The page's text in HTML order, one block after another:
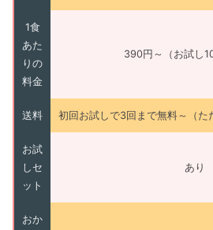
1食
あた
りの
料金
390円～（お試し
送料 初回お試しで3回まで無料～（た
お試
しセ
ット
あり
おか